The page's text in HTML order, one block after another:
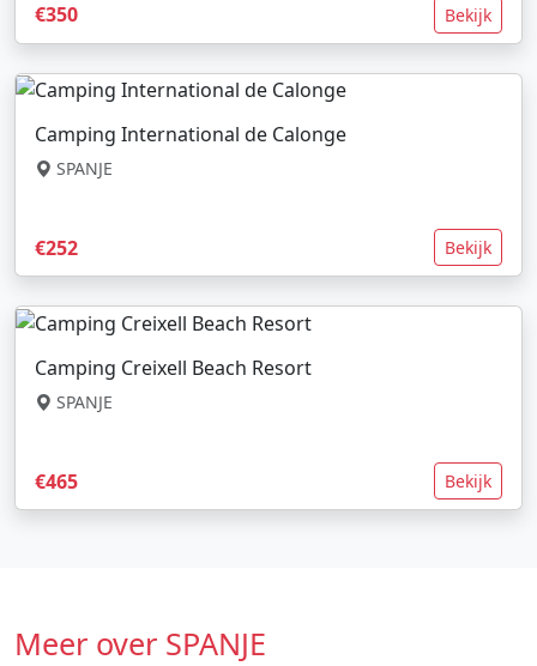
€350 Bekijk
Camping International de Calonge
SPANJE
€252 Bekijk
Camping Creixell Beach Resort
SPANJE
€465 Bekijk
Meer over SPANJE